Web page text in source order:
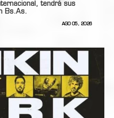
tendrá sus
Bs.As.
AGO 05, 2026